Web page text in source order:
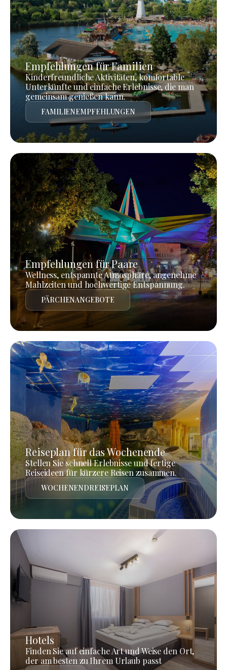
Empfehlungen für Familien
Kinderfreundliche Aktivitäten, komfortable
Unterkünfte und einfache Erlebnisse, die man
gemeinsam genießen kann.
FAMILIENEMPFEHLUNGEN
Empfehlungen für Paare
Wellness, entspannte Atmosphäre, angenehme
Mahlzeiten und hochwertige Entspannung.
PÄRCHENANGEBOTE
Reiseplan für das Wochenende
Stellen Sie schnell Erlebnisse und fertige
Reiseideen für kürzere Reisen zusammen.
WOCHENENDREISEPLAN
Hotels
Finden Sie auf einfache Art und Weise den Ort,
der am besten zu Ihrem Urlaub passt